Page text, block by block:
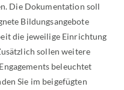
Die Dokumentation soll
Bildungsangebote
die jeweilige Einrichtung
sollen weitere
beleuchtet
Sie im beigefügten